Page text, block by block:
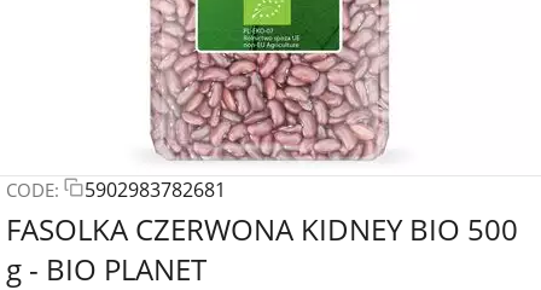
CODE: 5902983782681
FASOLKA CZERWONA KIDNEY BIO 500
g - BIO PLANET